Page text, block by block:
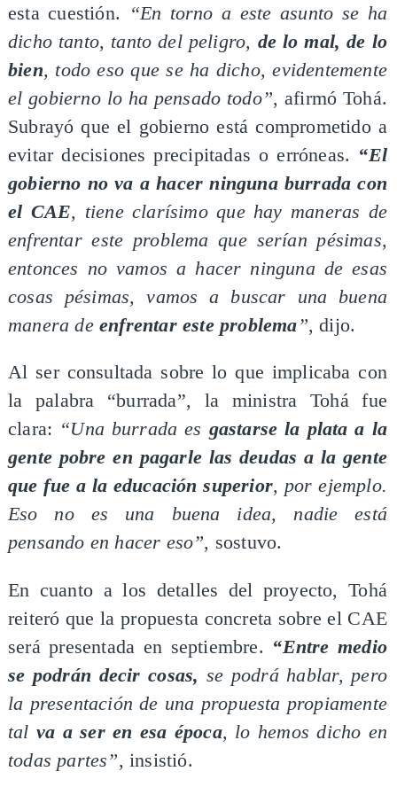
esta cuestión.
“En torno a este asunto se ha
dicho tanto, tanto del peligro, de lo mal, de lo
bien, todo eso que se ha dicho, evidentemente
el gobierno lo ha pensado todo”, afirmó Tohá.
Subrayó que el gobierno está comprometido a
evitar decisiones precipitadas o erróneas. “El
gobierno no va a hacer ninguna burrada con
el CAE, tiene clarísimo que hay maneras de
enfrentar este problema que serían pésimas,
entonces no vamos a hacer ninguna de esas
cosas pésimas, vamos a buscar una buena
manera de enfrentar este problema”, dijo.
Al ser consultada sobre lo que implicaba con
la palabra “burrada”, la ministra Tohá fue
clara: “Una burrada es gastarse la plata a la
gente pobre en pagarle las deudas a la gente
que fue a la educación superior, por ejemplo.
Eso no es una buena idea, nadie está
pensando en hacer eso”, sostuvo.
En cuanto a los detalles del proyecto, Tohá
reiteró que la propuesta concreta sobre el CAE
será presentada en septiembre. “Entre medio
se podrán decir cosas, se podrá hablar, pero
la presentación de una propuesta propiamente
tal va a ser en esa época, lo hemos dicho en
todas partes”, insistió.